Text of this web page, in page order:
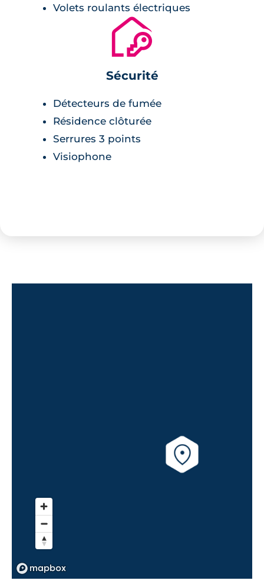
Volets roulants électriques
🔐
Sécurité
Détecteurs de fumée
Résidence clôturée
Serrures 3 points
Visiophone